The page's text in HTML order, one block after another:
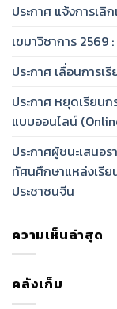
ประกาศ แจ้งการเลิ
เขมาวิชาการ
ประกาศ เลื่อนการเ
ประกาศ หยุดเรียน
แบบออนไลน์
ประกาศผู้ชนะเสนอ
ทัศนศึกษาแหล่งเรี
ประชาชนจีน
ความเห็นล่าสุด
คลังเก็บ